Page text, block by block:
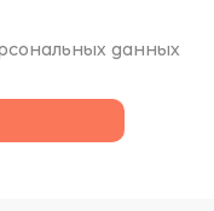
данных